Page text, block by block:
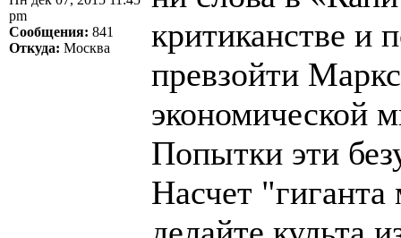
pm
Сообщения: 841
Откуда: Москва
критиканстве и
превзойти
экономической
Попытки эти
Насчет